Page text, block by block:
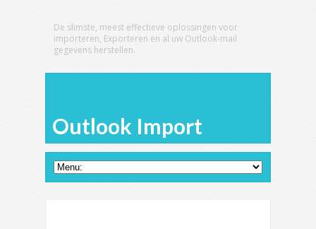
De slimste, meest effectieve oplossingen voor
importeren, Exporteren en al uw Outlook-mail
gegevens herstellen.
Outlook Import